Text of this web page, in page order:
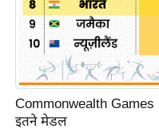
/
फै
घ
रे
Commonwealth
इतने मेडल